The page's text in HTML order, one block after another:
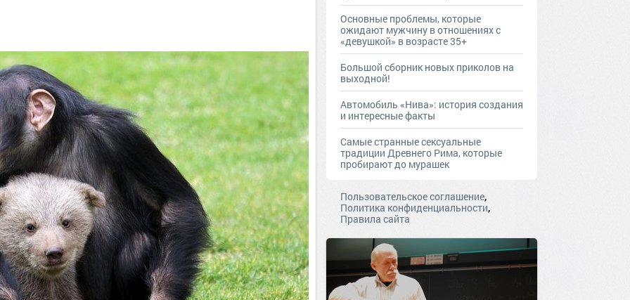
Основные проблемы, которые
ожидают мужчину в отношениях с
«девушкой» в возрасте 35+
Большой сборник новых приколов на
выходной!
Автомобиль «Нива»: история создания
и интересные факты
Самые странные сексуальные
традиции Древнего Рима, которые
пробирают до мурашек
Пользовательское соглашение,
Политика конфиденциальности,
Правила сайта